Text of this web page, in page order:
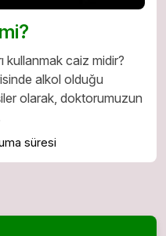
kullanmak caiz midir?
alkol olduğu
olarak, doktorumuzun
süresi